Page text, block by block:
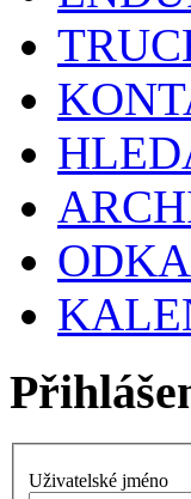
Uživatelské jméno